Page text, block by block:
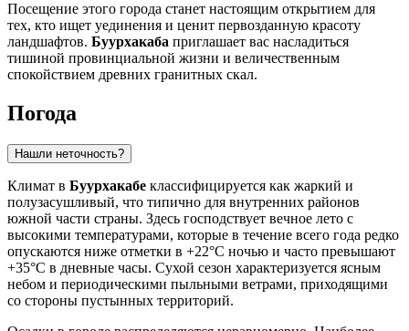
Посещение этого города станет настоящим открытием для
тех, кто ищет уединения и ценит первозданную красоту
ландшафтов. Буурхакаба приглашает вас насладиться
тишиной провинциальной жизни и величественным
спокойствием древних гранитных скал.
Погода
Нашли неточность?
Климат в Буурхакабе классифицируется как жаркий и
полузасушливый, что типично для внутренних районов
южной части страны. Здесь господствует вечное лето с
высокими температурами, которые в течение всего года редко
опускаются ниже отметки в +22°C ночью и часто превышают
+35°C в дневные часы. Сухой сезон характеризуется ясным
небом и периодическими пыльными ветрами, приходящими
со стороны пустынных территорий.